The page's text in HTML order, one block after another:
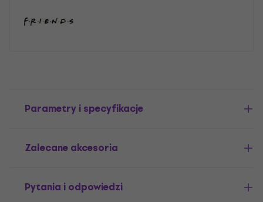
Parametry i specyfikacje
Zalecane akcesoria
Pytania i odpowiedzi